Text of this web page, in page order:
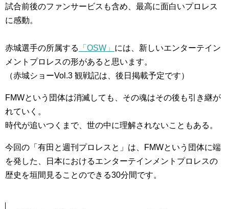
試合前後のファンサービスも含め、最高に面白いプロレス
に感動。
赤城選手の所属する 「OSW」 には、新しいエンターテイン
メントプロレスの形があると思います。
（赤城ショーVol.3 観戦記は、後日掲載予定です）
FMWという団体は消滅しても、その魂はその後も引き継が
れていく。
時代が追いつくまで、世の中に理解されないこともある。
今回の「有田と週刊プロレスと」は、FMWという団体に端
を発した、日本におけるエンターテインメントプロレスの
歴史を垣間見ることのできる30分間です。